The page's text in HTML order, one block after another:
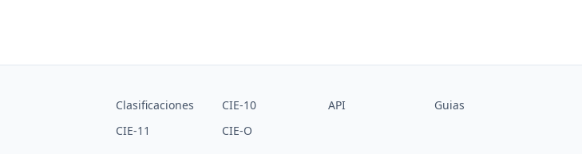
Clasificaciones CIE-10 API
Guias
CIE-11
CIE-O